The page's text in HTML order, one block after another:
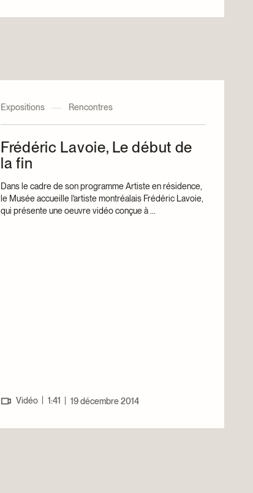
Expositions — Rencontres
Frédéric Lavoie, Le début de
la fin
Dans le cadre de son programme Artiste en résidence,
le Musée accueille l'artiste montréalais Frédéric Lavoie,
qui présente une oeuvre vidéo conçue à ...
Vidéo 1:41 19 décembre 2014